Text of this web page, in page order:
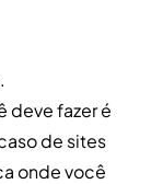
deve fazer é
de sites
onde você